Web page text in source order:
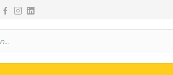
Volg ons via Facebook
Volg ons via Instagram
Volg ons via Linkedin